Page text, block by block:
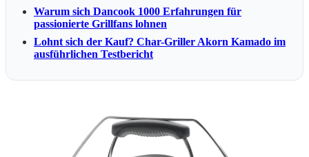
Warum sich Dancook 1000 Erfahrungen für
passionierte Grillfans lohnen
Lohnt sich der Kauf? Char-Griller Akorn Kamado im
ausführlichen Testbericht